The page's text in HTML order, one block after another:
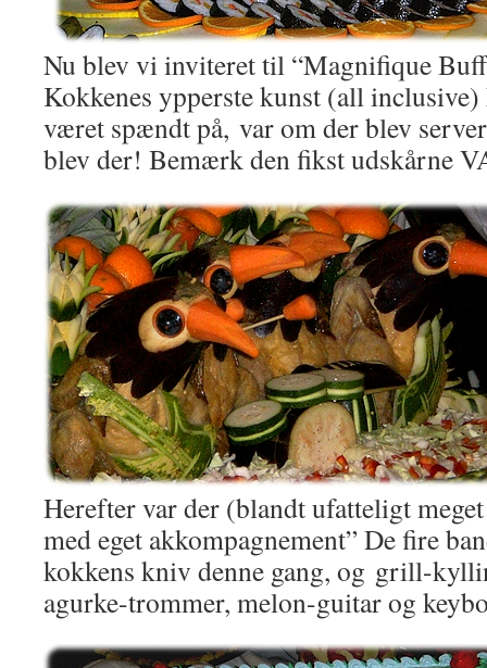
Nu blev vi inviteret til “Magnifique
Kokkenes ypperste kunst (all
været spændt på, var om der blev
blev der! Bemærk den fikst udskårne
Herefter var der (blandt ufatteligt
med eget akkompagnement” De fire
kokkens kniv denne gang, og grill-
agurke-trommer, melon-guitar og